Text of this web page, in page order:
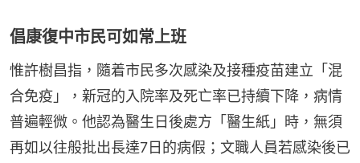
倡康復中市民可如常上班
惟許樹昌指，隨着市民多次感染及接種疫苗建立「混
合免疫」，新冠的入院率及死亡率已持續下降，病情
普遍輕微。他認為醫生日後處方「醫生紙」時，無須
再如以往般批出長達7日的病假；文職人員若感染後已